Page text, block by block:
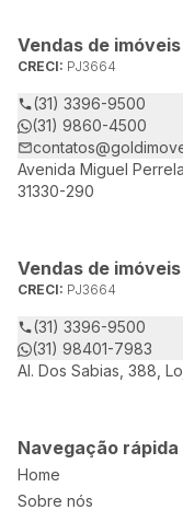
Vendas de
CRECI: PJ3664
(31) 3396-9500
(31) 9860-4500
Avenida Miguel
31330-290
Vendas de
CRECI: PJ3664
(31) 3396-9500
(31) 98401-7983
Al. Dos Sabias, 388,
Navegação rápida
Home
Sobre nós